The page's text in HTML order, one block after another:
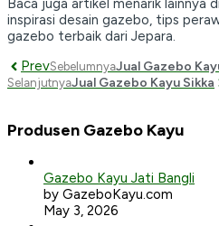
Baca juga artikel menarik lainnya di
inspirasi desain gazebo, tips
gazebo terbaik dari Jepara.
PrevSebelumnyaJual Gazebo
SelanjutnyaJual Gazebo Kayu Sikka
Produsen Gazebo Kayu
Gazebo Kayu Jati Bangli
by GazeboKayu.com
May 3, 2026